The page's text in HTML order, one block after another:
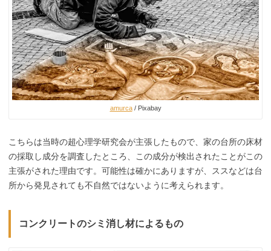
amurca/ Pixabay
こちらは当時の超心理学研究会が主張したもので、家の台所の床材
の採取し成分を調査したところ、この成分が検出されたことがこの
主張がされた理由です。可能性は確かにありますが、ススなどは台
所から発見されても不自然ではないように考えられます。
コンクリートのシミ消し材によるもの